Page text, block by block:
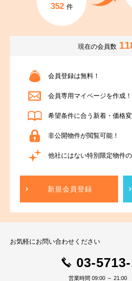
352 件
現在の会員数
会員登録は無料！
会員専用マイページを作成！
希望条件に合う新着・価格
非公開物件が閲覧可能！
他社にはない特別限定物件
新規会員登録
お気軽にお問い合わせください
03-
営業時間 09:00 ～ 21:00